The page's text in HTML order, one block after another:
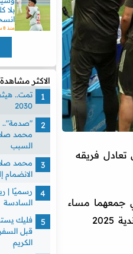
تعادل فريقه
الذي جمعهما مساء
أمس الأربعاء، في إطار منافسات الجولة الأولى من دور المجموعات لبطولة كأس العالم للأندية 2025
بلا
منذ 8 ساعة
الاكثر مشاهدة
تمت..
2030
"صدمة"..
محمد
السبب
محمد
الانضمام
رسميًا |
السادسة
قبل
الكريم